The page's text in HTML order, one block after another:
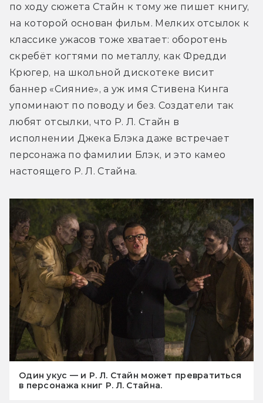
по ходу сюжета Стайн к тому же пишет книгу,
на которой основан фильм. Мелких отсылок к
классике ужасов тоже хватает: оборотень
скребёт когтями по металлу, как Фредди
Крюгер, на школьной дискотеке висит
баннер «Сияние», а уж имя Стивена Кинга
упоминают по поводу и без. Создатели так
любят отсылки, что Р. Л. Стайн в
исполнении Джека Блэка даже встречает
персонажа по фамилии Блэк, и это камео
настоящего Р. Л. Стайна.
Один укус — и Р. Л. Стайн может превратиться
в персонажа книг Р. Л. Стайна.